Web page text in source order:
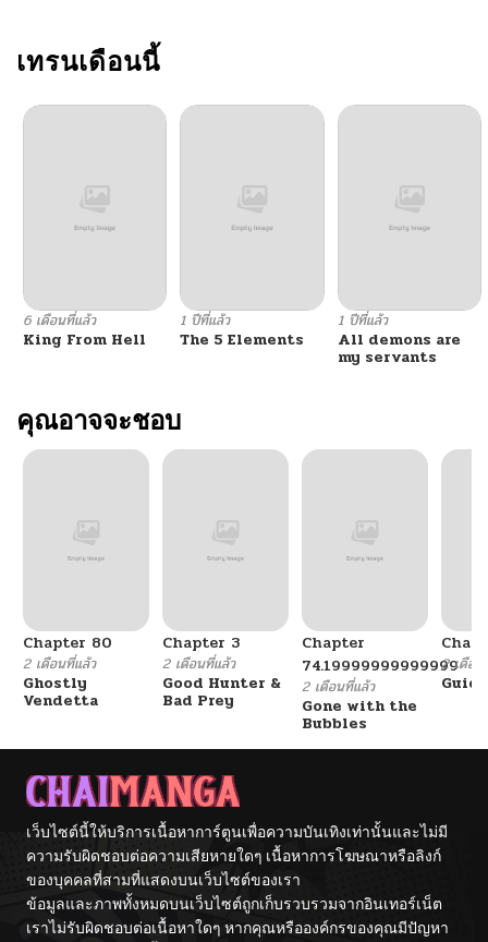
เทรนเดือนนี้
6 เดือนที่แล้ว
King From Hell
1 ปีที่แล้ว
The 5 Elements
1 ปีที่แล้ว
All demons are
my servants
คุณอาจจะชอบ
Chapter 80
2 เดือนที่แล้ว
Ghostly
Vendetta
Chapter 3
2 เดือนที่แล้ว
Good Hunter &
Bad Prey
Chapter
74.19999999999999
2 เดือนที่แล้ว
Gone with the
Bubbles
2 เดือน
เว็บไซต์นี้ให้บริการเนื้อหาการ์ตูนเพื่อความบันเทิงเท่านั้นและไม่มี
ความรับผิดชอบต่อความเสียหายใดๆ เนื้อหาการโฆษณาหรือลิงก์
ของบุคคลที่สามที่แสดงบนเว็บไซต์ของเรา
ข้อมูลและภาพทั้งหมดบนเว็บไซต์ถูกเก็บรวบรวมจากอินเทอร์เน็ต
เราไม่รับผิดชอบต่อเนื้อหาใดๆ หากคุณหรือองค์กรของคุณมีปัญหา